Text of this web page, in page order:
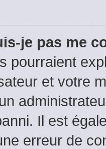
je pas me
pourraient
et votre
Il est
erreur de